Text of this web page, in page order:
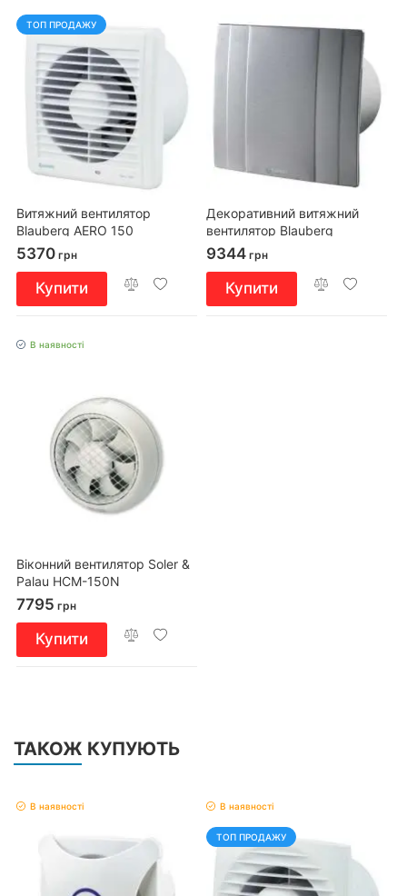
ТОП ПРОДАЖУ
Витяжний вентилятор
Blauberg AERO 150
5370 грн
Купити
Декоративний витяжний
вентилятор Blauberg
QUATRO Hi-tech 150 T
9344 грн
Купити
В наявності
Віконний вентилятор Soler &
Palau HCM-150N
7795 грн
Купити
ТАКОЖ КУПУЮТЬ
В наявності В наявності
ТОП ПРОДАЖУ